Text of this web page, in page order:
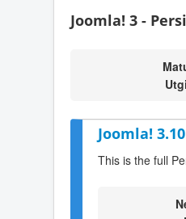
Joomla! 3 -
Joomla!
This is the full